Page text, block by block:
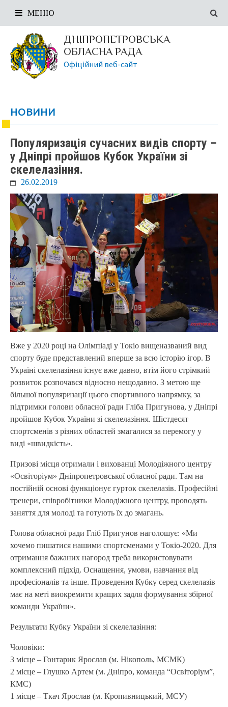
ДНІПРОПЕТРОВСЬКА
ОБЛАСНА РАДА
Офіційний веб-сайт
МЕНЮ
НОВИНИ
Популяризація сучасних видів спорту –
у Дніпрі пройшов Кубок України зі
скелелазіння.
26.02.2019
Вже у 2020 році на Олімпіаді у Токіо вищеназваний вид
спорту буде представлений вперше за всю історію ігор. В
Україні скелелазіння існує вже давно, втім його стрімкий
розвиток розпочався відносно нещодавно. З метою ще
більшої популяризації цього спортивного напрямку, за
підтримки голови обласної ради Гліба Пригунова, у Дніпрі
пройшов Кубок України зі скелелазіння. Шістдесят
спортсменів з різних областей змагалися за перемогу у
виді «швидкість».
Призові місця отримали і вихованці Молодіжного центру
«Освіторіум» Дніпропетровської обласної ради. Там на
постійній основі функціонує гурток скелелазів. Професійні
тренери, співробітники Молодіжного центру, проводять
заняття для молоді та готують їх до змагань.
Голова обласної ради Гліб Пригунов наголошує: «Ми
хочемо пишатися нашими спортсменами у Токіо-2020. Для
отримання бажаних нагород треба використовувати
комплексний підхід. Оснащення, умови, навчання від
професіоналів та інше. Проведення Кубку серед скелелазів
має на меті виокремити кращих задля формування збірної
команди України».
Результати Кубку України зі скелелазіння:
Чоловіки:
3 місце – Гонтарик Ярослав (м. Нікополь, МСМК)
2 місце – Глушко Артем (м. Дніпро, команда “Освіторіум”,
КМС)
1 місце – Ткач Ярослав (м. Кропивницький, МСУ)